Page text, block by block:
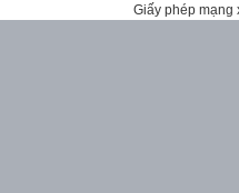
Giấy phép mạng